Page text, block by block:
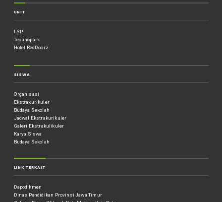
UNIT
LSP
Technopark
Hotel RedDoorz
SISWA
Organisasi
Ekstrakurikuler
Budaya Sekolah
Jadwal Ekstrakurikuler
Galeri Ekstrakulikuler
Karya Siswa
Budaya Sekolah
LINK TERKAIT
Dapodikmen
Dinas Pendidikan Provinsi Jawa Timur